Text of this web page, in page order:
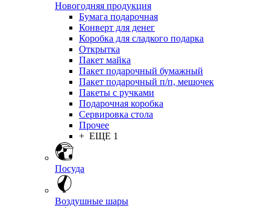
Новогодняя продукция
Бумага подарочная
Конверт для денег
Коробка для сладкого подарка
Открытка
Пакет майка
Пакет подарочный бумажный
Пакет подарочный п/п, мешочек
Пакеты с ручками
Подарочная коробка
Сервировка стола
Прочее
+ ЕЩЕ 1
Посуда
Воздушные шары